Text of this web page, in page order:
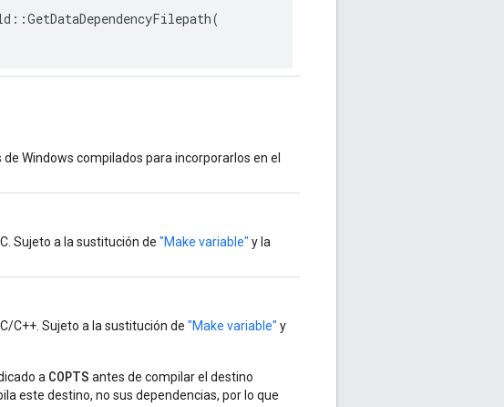
Windows compilados para incorporarlos en el
Sujeto a la sustitución de "Make variable" y la
C++. Sujeto a la sustitución de "Make variable" y
a COPTS antes de compilar el destino
este destino, no sus dependencias, por lo que